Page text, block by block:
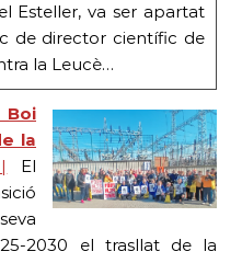
Esteller, va ser apartat
de director científic de
la Leucè…
la
El
2030 el trasllat de la